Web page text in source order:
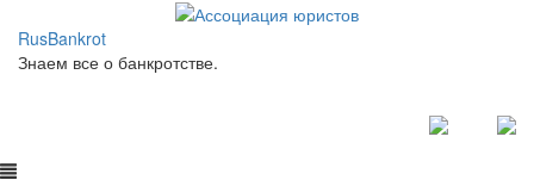
RusBankrot
Знаем все о банкротстве.